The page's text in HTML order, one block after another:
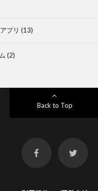
プリ (13)
(2)
Back to Top